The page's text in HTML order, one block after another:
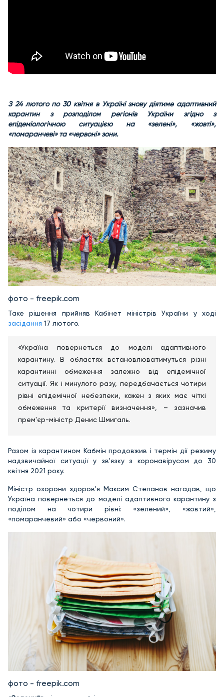
З 24 лютого по 30 квітня в Україні знову діятиме адаптивний
карантин з розподілом регіонів України згідно з
епідеміологічною ситуацією на «зелені», «жовті»,
«помаранчеві» та «червоні» зони.
фото - freepik.com
Таке рішення прийняв Кабінет міністрів України у ході
засідання 17 лютого.
«Україна повернеться до моделі адаптивного
карантину. В областях встановлюватимуться різні
карантинні обмеження залежно від епідемічної
ситуації. Як і минулого разу, передбачається чотири
рівні епідемічної небезпеки, кожен з яких має чіткі
обмеження та критерії визначення», – зазначив
прем'єр-міністр Денис Шмигаль.
Разом із карантином Кабмін продовжив і термін дії режиму
надзвичайної ситуації у зв'язку з коронавірусом до 30
квітня 2021 року.
Міністр охорони здоров'я Максим Степанов нагадав, що
Україна повернеться до моделі адаптивного карантину з
поділом на чотири рівні: «зелений», «жовтий»,
«помаранчевий» або «червоний».
фото - freepik.com